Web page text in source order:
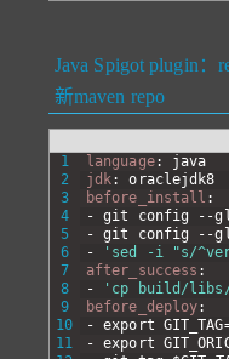
Java Spigot plugin
新maven repo
1
2
3
4
5
6
7
8
9
10
11
language: java
jdk: oraclejdk8
before_install :
- git config --
- git config --
-
'sed -i "s/^ve
after_success :
-
'cp build/libs/
before_deploy:
- export GIT _
- export GIT _